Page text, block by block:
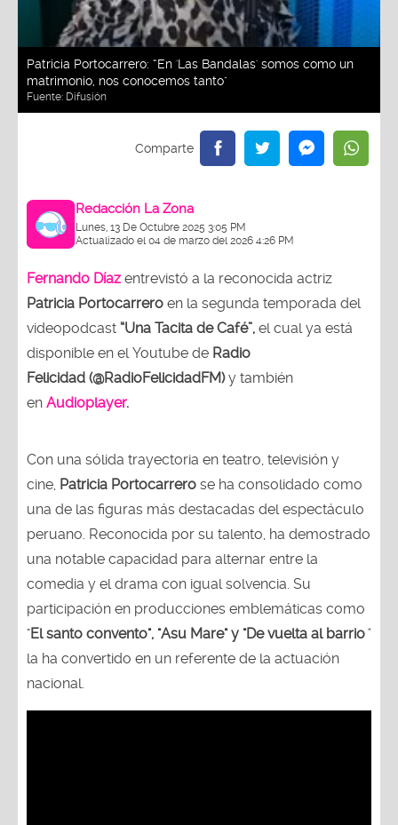
Patricia Portocarrero: “En 'Las Bandalas' somos como un
matrimonio, nos conocemos tanto"
Fuente: Difusión
Redacción La Zona
Lunes, 13 De Octubre 2025 3:05 PM
Actualizado el 04 de marzo del 2026 4:26 PM
Fernando Díaz entrevistó a la reconocida actriz
Patricia Portocarrero en la segunda temporada del
videopodcast “Una Tacita de Café”, el cual ya está
disponible en el Youtube de Radio
Felicidad (@RadioFelicidadFM)y también
en Audioplayer.
Con una sólida trayectoria en teatro, televisión y
cine, Patricia Portocarrero se ha consolidado como
una de las figuras más destacadas del espectáculo
peruano. Reconocida por su talento, ha demostrado
una notable capacidad para alternar entre la
comedia y el drama con igual solvencia. Su
participación en producciones emblemáticas como
"El santo convento", "Asu Mare" y "De vuelta al barrio"
la ha convertido en un referente de la actuación
nacional.